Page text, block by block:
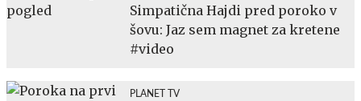
Simpatična Hajdi pred poroko v
šovu: Jaz sem magnet za kretene
#video
PLANET TV